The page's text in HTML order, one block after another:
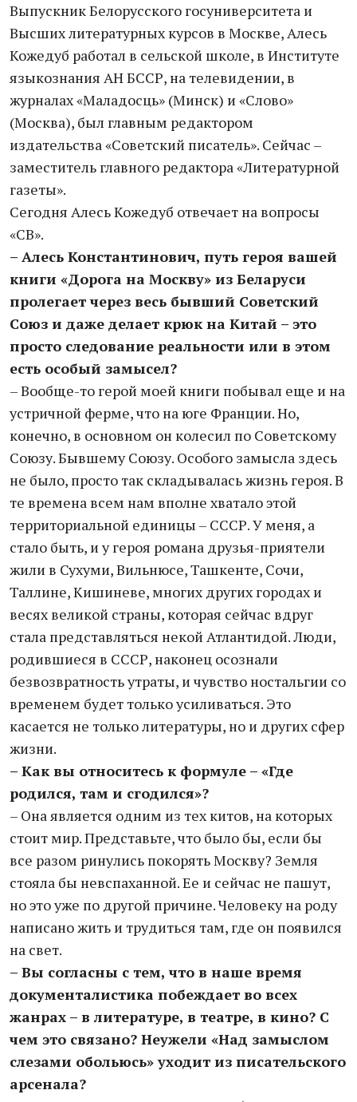
Выпускник Белорусского госуниверситета и
Высших литературных курсов в Москве, Алесь
Кожедуб работал в сельской школе, в Институте
языкознания АН БССР, на телевидении, в
журналах «Маладосць» (Минск) и «Слово»
(Москва), был главным редактором
издательства «Советский писатель». Сейчас –
заместитель главного редактора «Литературной
газеты».
Сегодня Алесь Кожедуб отвечает на вопросы
«СВ».
– Алесь Константинович, путь героя вашей
книги «Дорога на Москву» из Беларуси
пролегает через весь бывший Советский
Союз и даже делает крюк на Китай – это
просто следование реальности или в этом
есть особый замысел?
– Вообще-то герой моей книги побывал еще и на
устричной ферме, что на юге Франции. Но,
конечно, в основном он колесил по Советскому
Союзу. Бывшему Союзу. Особого замысла здесь
не было, просто так складывалась жизнь героя. В
те времена всем нам вполне хватало этой
территориальной единицы – СССР. У меня, а
стало быть, и у героя романа друзья-приятели
жили в Сухуми, Вильнюсе, Ташкенте, Сочи,
Таллине, Кишиневе, многих других городах и
весях великой страны, которая сейчас вдруг
стала представляться некой Атлантидой. Люди,
родившиеся в СССР, наконец осознали
безвозвратность утраты, и чувство ностальгии со
временем будет только усиливаться. Это
касается не только литературы, но и других сфер
жизни.
– Как вы относитесь к формуле – «Где
родился, там и сгодился»?
– Она является одним из тех китов, на которых
стоит мир. Представьте, что было бы, если бы
все разом ринулись покорять Москву? Земля
стояла бы невспаханной. Ее и сейчас не пашут,
но это уже по другой причине. Человеку на роду
написано жить и трудиться там, где он появился
на свет.
– Вы согласны с тем, что в наше время
документалистика побеждает во всех
жанрах – в литературе, в театре, в кино? С
чем это связано? Неужели «Над замыслом
слезами обольюсь» уходит из писательского
арсенала?